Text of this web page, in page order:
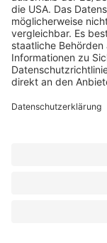
Der Autor
Kerstin
Dozentin und
mehr als 30
Kenntnisse